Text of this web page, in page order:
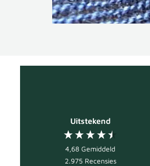
Uitstekend
4,68 Gemiddeld
2.975 Recensies